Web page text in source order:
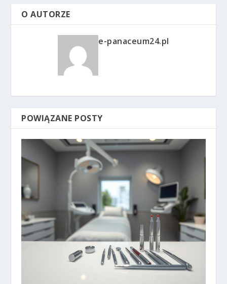
O AUTORZE
e-panaceum24.pl
POWIĄZANE POSTY